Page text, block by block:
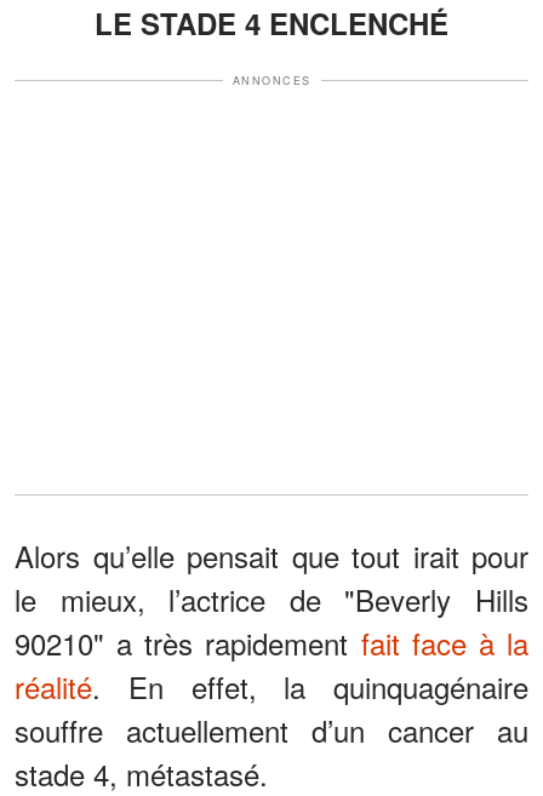
LE STADE 4 ENCLENCHÉ
ANNONCES
Alors qu’elle pensait que tout irait pour
le mieux, l’actrice de "Beverly Hills
90210" a très rapidement fait face à la
réalité. En effet, la quinquagénaire
souffre actuellement d’un cancer au
stade 4, métastasé.